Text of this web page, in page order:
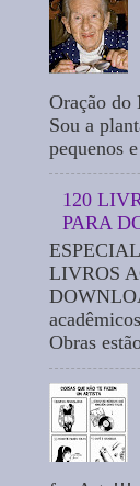
Oração
Sou a
pequenos
120
PARA
LIVROS
Obras